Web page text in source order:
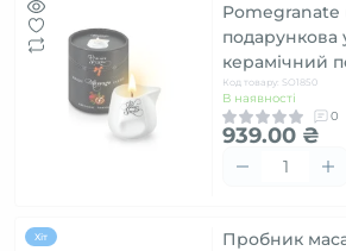
Pomegranate
подарункова
керамічний
Код товару: SO1850
В наявності
0
939.00 ₴
Хіт
Пробник